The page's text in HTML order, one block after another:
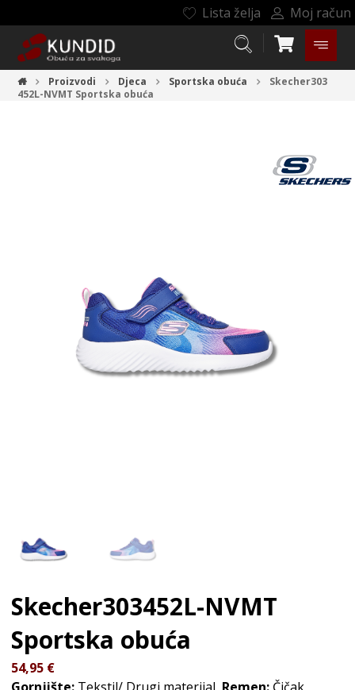
Lista želja Moj račun
Proizvodi Djeca Sportska obuća
Skecher303
452L-NVMT Sportska obuća
Skecher303452L-NVMT
Sportska obuća
54,95 €